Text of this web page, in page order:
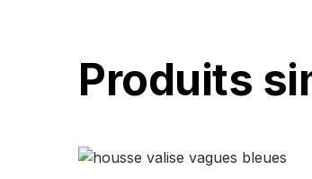
Produits